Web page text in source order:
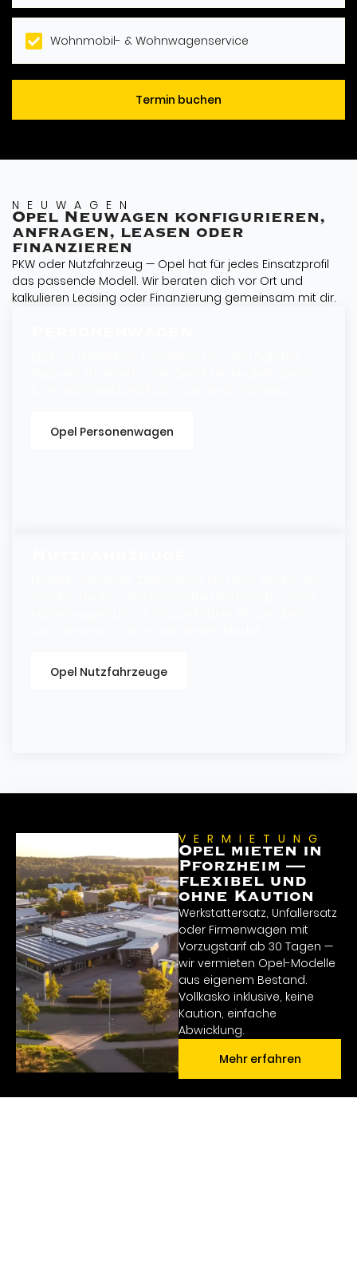
Wohnmobil- & Wohnwagenservice
Termin buchen
NEUWAGEN
Opel Neuwagen konfigurieren,
anfragen, leasen oder
finanzieren
PKW oder Nutzfahrzeug — Opel hat für jedes Einsatzprofil
das passende Modell. Wir beraten dich vor Ort und
kalkulieren Leasing oder Finanzierung gemeinsam mit dir.
Opel Personenwagen
Opel Nutzfahrzeuge
VERMIETUNG
Opel mieten in
Pforzheim —
flexibel und
ohne Kaution
Werkstattersatz, Unfallersatz
oder Firmenwagen mit
Vorzugstarif ab 30 Tagen —
wir vermieten Opel-Modelle
aus eigenem Bestand.
Vollkasko inklusive, keine
Kaution, einfache
Abwicklung.
Mehr erfahren